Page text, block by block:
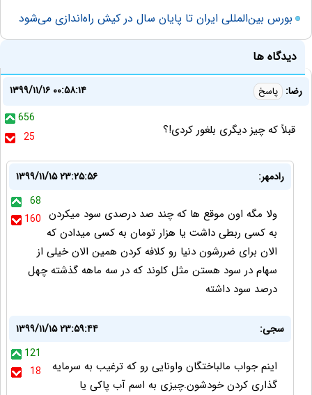
بورس بین‌المللی ایران تا پایان سال در کیش راه‌اندازی می‌شود
دیدگاه ها
رضا: پاسخ
۱۳۹۹/۱۱/۱۶ ۰۰:۵۸:۱۴
656
25
قبلاً که چیز دیگری بلغور کردی!؟
رادمهر:
۱۳۹۹/۱۱/۱۵ ۲۳:۲۵:۵۶
68
160 ولا مگه اون موقع ها که چند صد درصدی سود میکردن
به کسی ربطی داشت یا هزار تومان به کسی میدادن که
الان برای ضررشون دنیا رو کلافه کردن همین الان خیلی از
سهام در سود هستن مثل کلوند که در سه ماهه گذشته چهل
درصد سود داشته
سجی:
۱۳۹۹/۱۱/۱۵ ۲۳:۵۹:۴۴
121
18
اینم جواب مالباختگان واونایی رو که ترغیب به سرمایه
گذاری کردن خودشون.چیزی به اسم آب پاکی یا